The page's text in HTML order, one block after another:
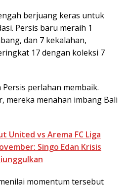
berjuang keras untuk
Persis baru meraih 1
dan 7 kekalahan,
17 dengan koleksi 7
perlahan membaik.
mereka menahan imbang Bali
United vs Arema FC Liga
Singo Edan Krisis
momentum tersebut